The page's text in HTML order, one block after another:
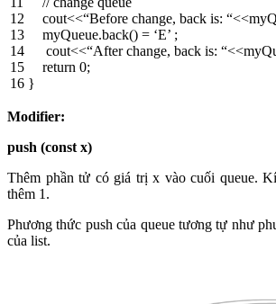
12
13
14
15
16
cout<<“Before change, back is: “<<
myQueue.back() = ‘E’ ;
cout<<“After change, back is: “<<
return 0;
}
Modifier:
push (const x)
Thêm phần tử có giá trị x vào cuối queue.
thêm 1.
Phương thức push của queue tương tự như
của list.